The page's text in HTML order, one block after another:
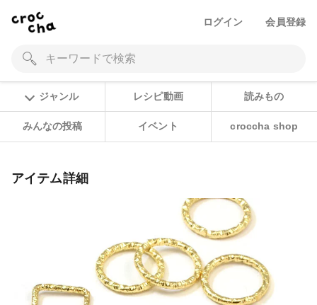
ログイン 会員登録
ジャンル レシピ動画 読みもの
みんなの投稿 イベント croccha shop
アイテム詳細